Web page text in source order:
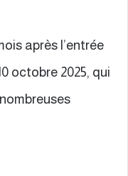
après l’entrée
octobre 2025, qui